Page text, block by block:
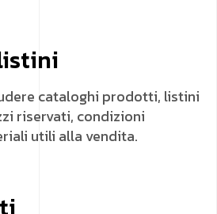
cataloghi prodotti, listini
riservati, condizioni
utili alla vendita.